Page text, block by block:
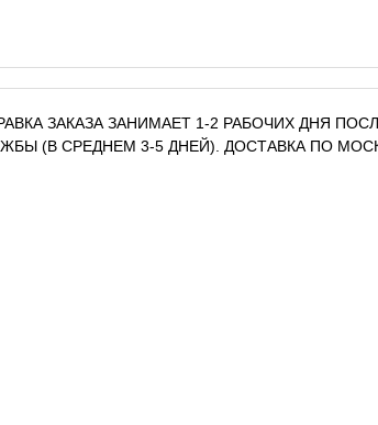
ЗАКАЗА ЗАНИМАЕТ 1-2 РАБОЧИХ ДНЯ
(В СРЕДНЕМ 3-5 ДНЕЙ). ДОСТАВКА ПО